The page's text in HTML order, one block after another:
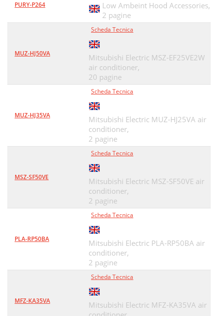
PURY-P264
Low Ambeint Hood Accessories,
2 pagine
MUZ-HJ50VA
Scheda Tecnica
Mitsubishi Electric MSZ-EF25VE2W
air conditioner,
20 pagine
MUZ-HJ35VA
Scheda Tecnica
Mitsubishi Electric MUZ-HJ25VA air
conditioner,
2 pagine
MSZ-SF50VE
Scheda Tecnica
Mitsubishi Electric MSZ-SF50VE air
conditioner,
2 pagine
PLA-RP50BA
Scheda Tecnica
Mitsubishi Electric PLA-RP50BA air
conditioner,
2 pagine
MFZ-KA35VA
Scheda Tecnica
Mitsubishi Electric MFZ-KA35VA air